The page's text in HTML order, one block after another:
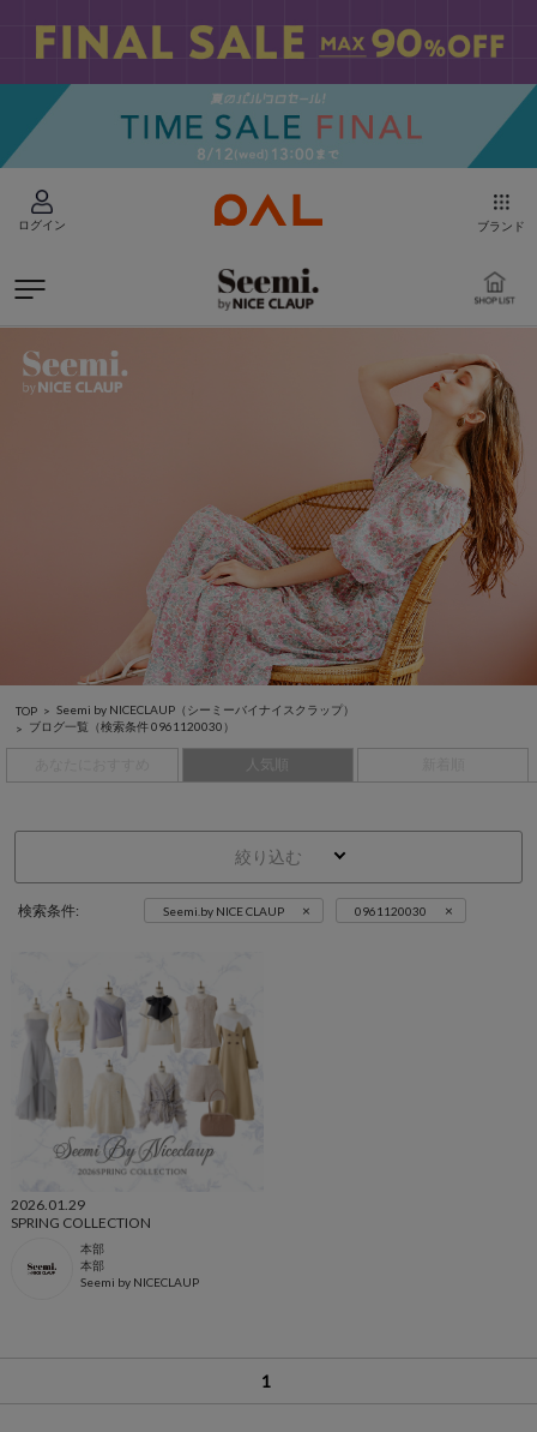
ログイン ブランド
TOP
Seemi by NICECLAUP（シーミーバイナイスクラップ）
ブログ一覧 （検索条件 0961120030）
人気順
絞り込む
検索条件: Seemi.by NICE CLAUP × 0961120030 ×
2026.01.29
SPRING COLLECTION
本部
本部
Seemi by NICECLAUP
1